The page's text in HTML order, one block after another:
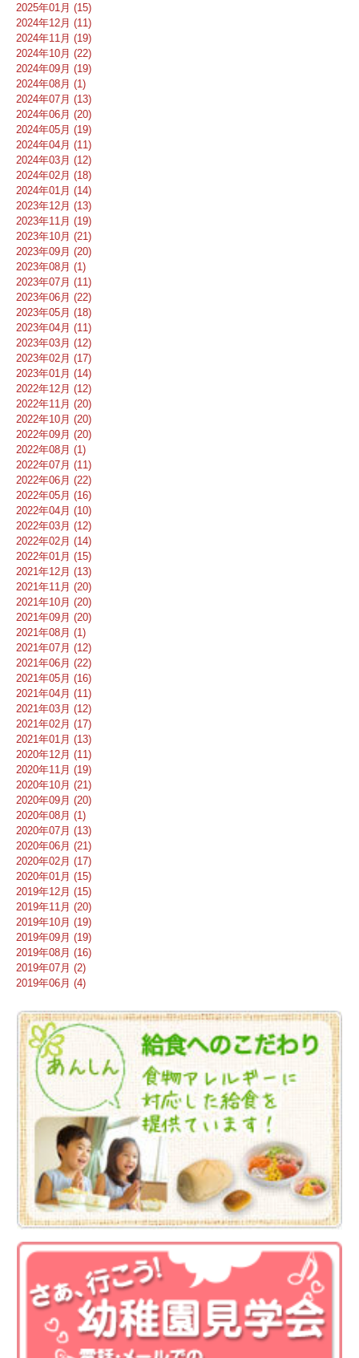
2025年01月 (15)
2024年12月 (11)
2024年11月 (19)
2024年10月 (22)
2024年09月 (19)
2024年08月 (1)
2024年07月 (13)
2024年06月 (20)
2024年05月 (19)
2024年04月 (11)
2024年03月 (12)
2024年02月 (18)
2024年01月 (14)
2023年12月 (13)
2023年11月 (19)
2023年10月 (21)
2023年09月 (20)
2023年08月 (1)
2023年07月 (11)
2023年06月 (22)
2023年05月 (18)
2023年04月 (11)
2023年03月 (12)
2023年02月 (17)
2023年01月 (14)
2022年12月 (12)
2022年11月 (20)
2022年10月 (20)
2022年09月 (20)
2022年08月 (1)
2022年07月 (11)
2022年06月 (22)
2022年05月 (16)
2022年04月 (10)
2022年03月 (12)
2022年02月 (14)
2022年01月 (15)
2021年12月 (13)
2021年11月 (20)
2021年10月 (20)
2021年09月 (20)
2021年08月 (1)
2021年07月 (12)
2021年06月 (22)
2021年05月 (16)
2021年04月 (11)
2021年03月 (12)
2021年02月 (17)
2021年01月 (13)
2020年12月 (11)
2020年11月 (19)
2020年10月 (21)
2020年09月 (20)
2020年08月 (1)
2020年07月 (13)
2020年06月 (21)
2020年02月 (17)
2020年01月 (15)
2019年12月 (15)
2019年11月 (20)
2019年10月 (19)
2019年09月 (19)
2019年08月 (16)
2019年07月 (2)
2019年06月 (4)